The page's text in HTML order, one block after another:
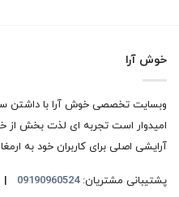
خوش آرا
امیدوار است تجربه ای لذت بخش از
آرایشی اصلی برای کاربران خود به
پشتیبانی مشتریان: | 09190960524